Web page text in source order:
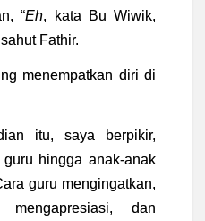
“Eh, kata Bu Wiwik,
Fathir.
menempatkan diri di
itu, saya berpikir,
hingga anak-anak
guru mengingatkan,
mengapresiasi, dan